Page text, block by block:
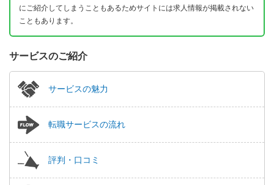
にご紹介してしまうこともあるためサイトには求人情報が掲載されない
こともあります。
サービスのご紹介
サービスの魅力
転職サービスの流れ
評判・口コミ